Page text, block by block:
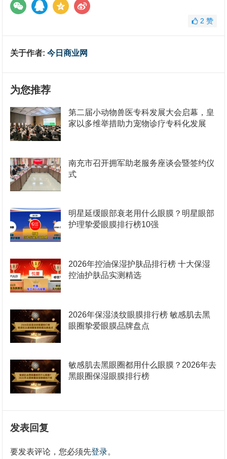
2 赞
关于作者:今日商业网
为您推荐
第二届小动物兽医专科发展大会启幕，皇
家以多维举措助力宠物诊疗专科化发展
南充市召开拥军助老服务座谈会暨签约仪
式
明星延缓眼部衰老用什么眼膜？明星眼部
护理挚爱眼膜排行榜10强
2026年控油保湿护肤品排行榜 十大保湿
控油护肤品实测精选
2026年保湿淡纹眼膜排行榜 敏感肌去黑
眼圈挚爱眼膜品牌盘点
敏感肌去黑眼圈都用什么眼膜？2026年去
黑眼圈保湿眼膜排行榜
发表回复
要发表评论，您必须先登录。